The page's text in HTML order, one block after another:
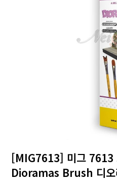
[MIG7613] 미그 7613
Dioramas Brush 디오